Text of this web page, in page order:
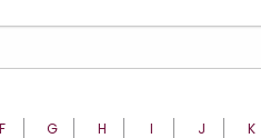
F G H I J K